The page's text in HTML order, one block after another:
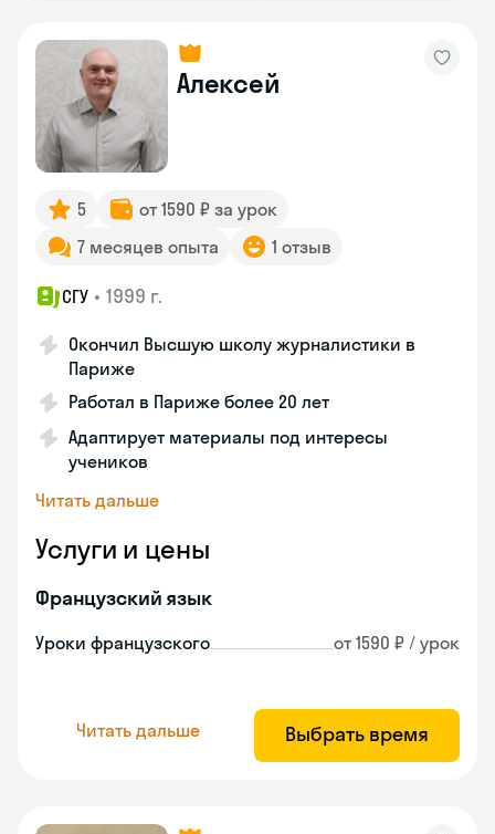
Алексей
5
от 1590 ₽ за урок
7 месяцев опыта
1 отзыв
СГУ • 1999 г.
Окончил Высшую школу журналистики в
Париже
Работал в Париже более 20 лет
Адаптирует материалы под интересы
учеников
Читать дальше
Услуги и цены
Французский язык
Уроки французского от 1590 ₽ / урок
Читать дальше Выбрать время